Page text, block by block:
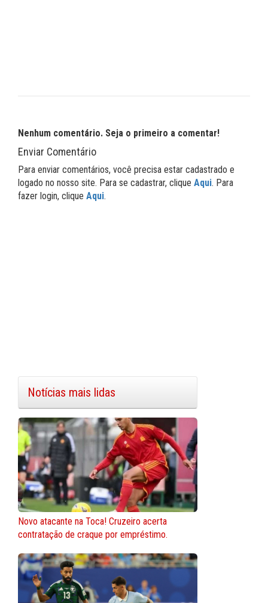
Nenhum comentário. Seja o primeiro a comentar!
Enviar Comentário
Para enviar comentários, você precisa estar cadastrado e
logado no nosso site. Para se cadastrar, clique Aqui. Para
fazer login, clique Aqui.
Notícias mais lidas
Novo atacante na Toca! Cruzeiro acerta
contratação de craque por empréstimo.